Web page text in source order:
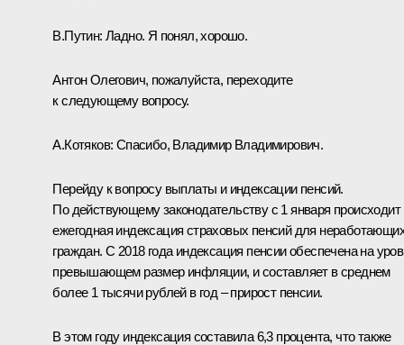
В.Путин: Ладно. Я понял, хорошо.
Антон Олегович, пожалуйста, переходите
к следующему вопросу.
А.Котяков: Спасибо, Владимир Владимирович.
Перейду к вопросу выплаты и индексации пенсий.
По действующему законодательству с 1 января происходит
ежегодная индексация страховых пенсий для
граждан. С 2018 года индексация пенсии обеспечена на
превышающем размер инфляции, и составляет в среднем
более 1 тысячи рублей в год – прирост пенсии.
В этом году индексация составила 6,3 процента, что также